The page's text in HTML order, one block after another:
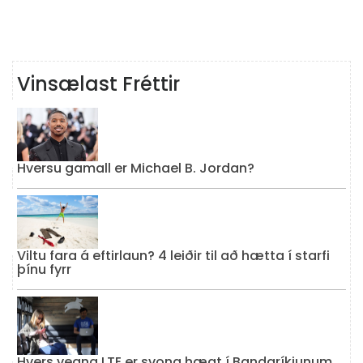
Vinsælast Fréttir
Hversu gamall er Michael B. Jordan?
Viltu fara á eftirlaun? 4 leiðir til að hætta í starfi
þínu fyrr